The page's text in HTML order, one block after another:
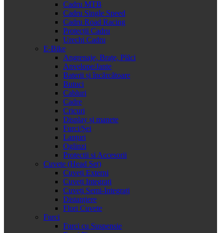
Cadru MTB
Cadru Single Speed
Cadru Road Racing
Protecții Cadru
Urechi Cadru
E-Bike
Angrenaje, Brațe, Plăci
Anvelope/Jante
Baterii și încărcătoare
Butuci
Cabluri
Cadre
Cricuri
Display și manete
Furci/Șei
Lanțuri
Oglinzi
Protectii si Accesorii
Cuvete (Head Set)
Cuveți Externi
Cuveți Integrați
Cuveți Semi-Integrați
Distanțiere
Flori Cuvete
Furci
Furci cu Suspensie